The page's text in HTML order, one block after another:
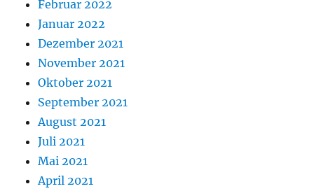
Februar 2022
Januar 2022
Dezember 2021
November 2021
Oktober 2021
September 2021
August 2021
Juli 2021
Mai 2021
April 2021